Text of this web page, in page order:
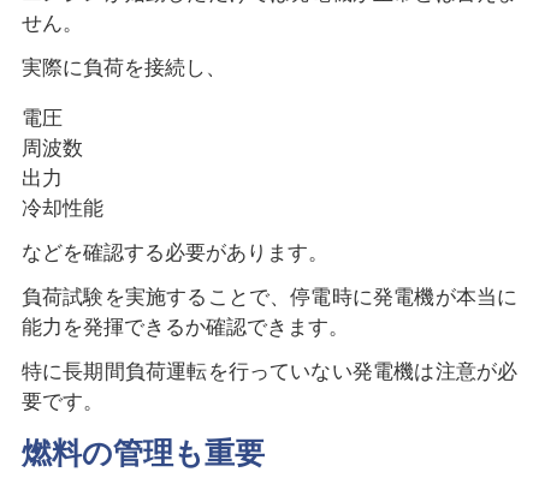
せん。
実際に負荷を接続し、
電圧
周波数
出力
冷却性能
などを確認する必要があります。
負荷試験を実施することで、停電時に発電機が本当に
能力を発揮できるか確認できます。
特に長期間負荷運転を行っていない発電機は注意が必
要です。
燃料の管理も重要